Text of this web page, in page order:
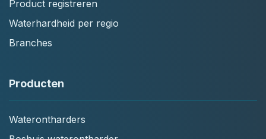
Product registreren
Waterhardheid per regio
Branches
Producten
Waterontharders